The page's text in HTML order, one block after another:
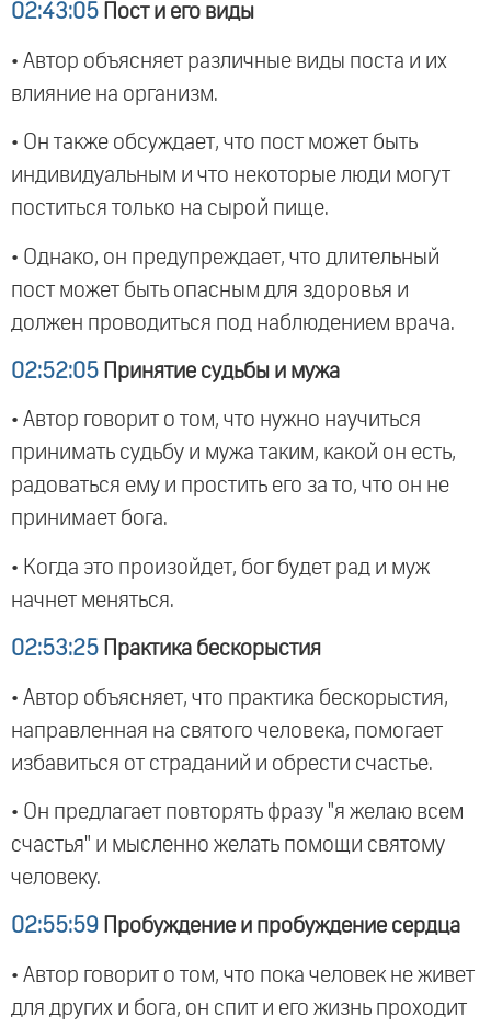
02:43:05 Пост и его виды
• Автор объясняет различные виды поста и их
влияние на организм.
• Он также обсуждает, что пост может быть
индивидуальным и что некоторые люди могут
поститься только на сырой пище.
• Однако, он предупреждает, что длительный
пост может быть опасным для здоровья и
должен проводиться под наблюдением врача.
02:52:05 Принятие судьбы и мужа
• Автор говорит о том, что нужно научиться
принимать судьбу и мужа таким, какой он есть,
радоваться ему и простить его за то, что он не
принимает бога.
• Когда это произойдет, бог будет рад и муж
начнет меняться.
02:53:25 Практика бескорыстия
• Автор объясняет, что практика бескорыстия,
направленная на святого человека, помогает
избавиться от страданий и обрести счастье.
• Он предлагает повторять фразу "я желаю всем
счастья" и мысленно желать помощи святому
человеку.
02:55:59 Пробуждение и пробуждение сердца
• Автор говорит о том, что пока человек не живет
для других и бога, он спит и его жизнь проходит